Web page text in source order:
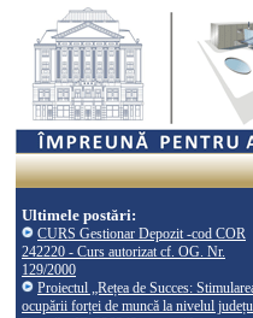
Ultimele postări:
CURS Gestionar Depozit -cod COR
242220 - Curs autorizat cf. OG. Nr.
129/2000
Proiectul „Rețea de Succes:
ocupării forței de muncă la nivelul